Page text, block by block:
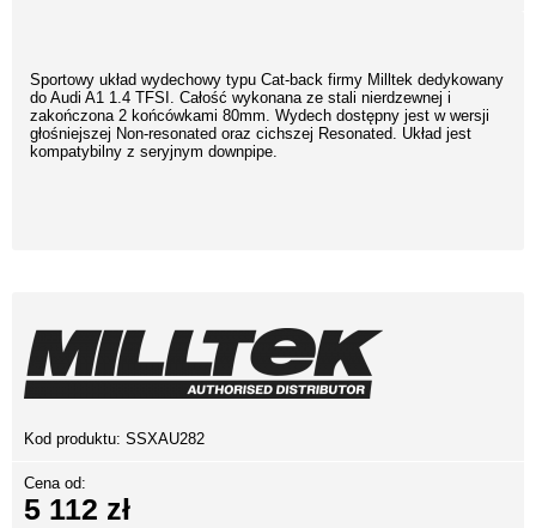
Sportowy układ wydechowy typu Cat-back firmy Milltek dedykowany
do Audi A1 1.4 TFSI. Całość wykonana ze stali nierdzewnej i
zakończona 2 końcówkami 80mm. Wydech dostępny jest w wersji
głośniejszej Non-resonated oraz cichszej Resonated. Układ jest
kompatybilny z seryjnym downpipe.
Kod produktu: SSXAU282
Cena od:
5 112 zł